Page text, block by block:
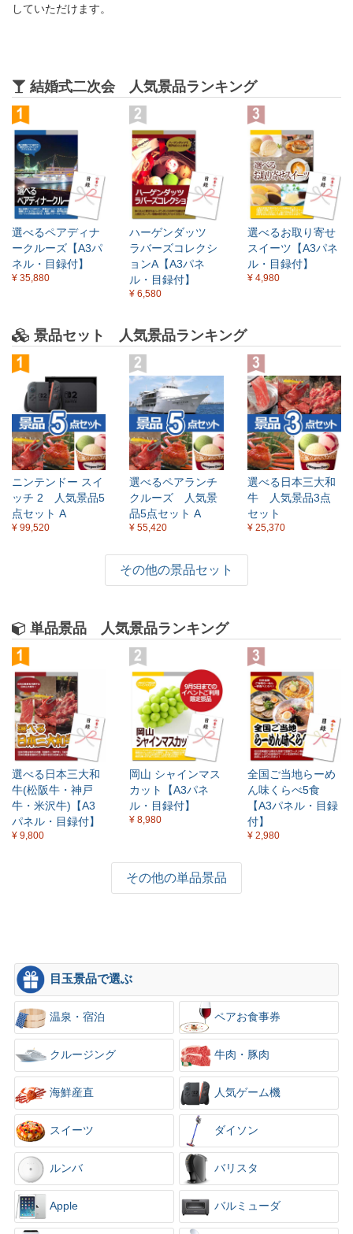
×
していただけます。
結婚式二次会 人気景品ランキング
選べるペアディナ
ークルーズ【A3パ
ネル・目録付】
¥ 35,880
ハーゲンダッツ
ラバーズコレクシ
ョンA【A3パネ
ル・目録付】
¥ 6,580
選べるお取り寄せ
スイーツ【A3パネ
ル・目録付】
¥ 4,980
景品セット 人気景品ランキング
ニンテンドー スイ
ッチ 2 人気景品5
点セット A
¥ 99,520
選べるペアランチ
クルーズ 人気景
品5点セット A
¥ 55,420
選べる日本三大和
牛 人気景品3点
セット
¥ 25,370
その他の景品セット
単品景品 人気景品ランキング
選べる日本三大和
牛(松阪牛・神戸
牛・米沢牛)【A3
パネル・目録付】
¥ 9,800
岡山 シャインマス
カット【A3パネ
ル・目録付】
¥ 8,980
全国ご当地らーめ
ん味くらべ5食
【A3パネル・目録
付】
¥ 2,980
その他の単品景品
目玉景品で選ぶ
温泉・宿泊 ペアお食事券
クルージング 牛肉・豚肉
海鮮産直 人気ゲーム機
スイーツ ダイソン
ルンバ バリスタ
Apple バルミューダ